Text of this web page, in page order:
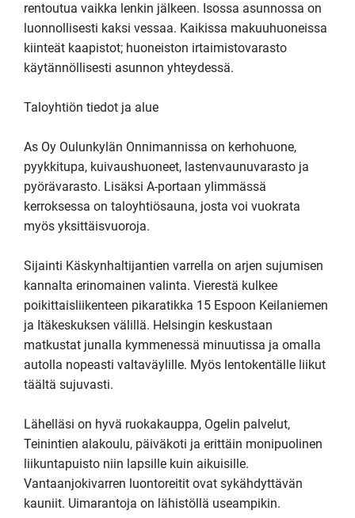
rentoutua vaikka lenkin jälkeen. Isossa asunnossa on
luonnollisesti kaksi vessaa. Kaikissa makuuhuoneissa
kiinteät kaapistot; huoneiston irtaimistovarasto
käytännöllisesti asunnon yhteydessä.
Taloyhtiön tiedot ja alue
As Oy Oulunkylän Onnimannissa on kerhohuone,
pyykkitupa, kuivaushuoneet, lastenvaunuvarasto ja
pyörävarasto. Lisäksi A-portaan ylimmässä
kerroksessa on taloyhtiösauna, josta voi vuokrata
myös yksittäisvuoroja.
Sijainti Käskynhaltijantien varrella on arjen sujumisen
kannalta erinomainen valinta. Vierestä kulkee
poikittaisliikenteen pikaratikka 15 Espoon Keilaniemen
ja Itäkeskuksen välillä. Helsingin keskustaan
matkustat junalla kymmenessä minuutissa ja omalla
autolla nopeasti valtaväylille. Myös lentokentälle liikut
täältä sujuvasti.
Lähelläsi on hyvä ruokakauppa, Ogelin palvelut,
Teinintien alakoulu, päiväkoti ja erittäin monipuolinen
liikuntapuisto niin lapsille kuin aikuisille.
Vantaanjokivarren luontoreitit ovat sykähdyttävän
kauniit. Uimarantoja on lähistöllä useampikin.